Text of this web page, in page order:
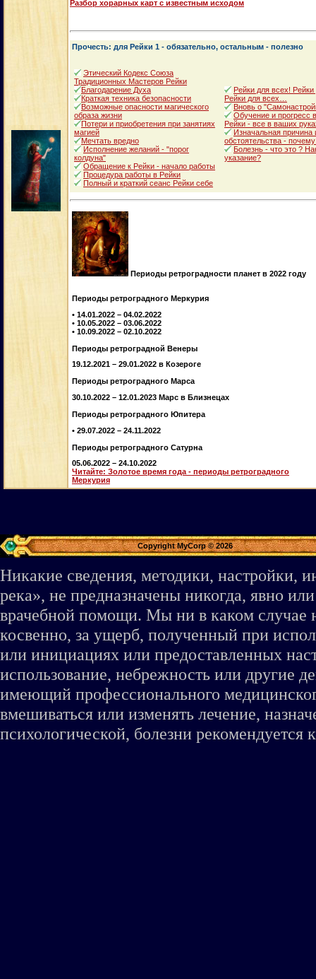
Разбор хорарных карт с известным исходом
Прочесть: для Рейки 1 - обязательно, остальным - полезно
Этический Кодекс Союза
Традиционных Мастеров Рейки
Благодарение Духа
Краткая техника безопасности
Возможные опасности магического
образа жизни
Потери и приобретения при занятиях
магией
Мечтать вредно
Исполнение желаний - "порог
колдуна"
Обращение к Рейки - начало работы
Процедура работы в Рейки
Полный и краткий сеанс Рейки себе
Рейки для всех!
Рейки для всех…
Вновь о
Обучение и прогресс
Рейки - все в ваших
Изначальная
обстоятельства -
Болезнь - что это ?
указание?
Периоды ретроградности планет в 2022 году
Периоды ретроградного Меркурия
• 14.01.2022 – 04.02.2022
• 10.05.2022 – 03.06.2022
• 10.09.2022 – 02.10.2022
Периоды ретроградной Венеры
19.12.2021 – 29.01.2022 в Козероге
Периоды ретроградного Марса
30.10.2022 – 12.01.2023 Марс в Близнецах
Периоды ретроградного Юпитера
• 29.07.2022 – 24.11.2022
Периоды ретроградного Сатурна
05.06.2022 – 24.10.2022
Читайте: Золотое время года - периоды ретроградного
Меркурия
Copyright MyCorp © 2026
Никакие сведения, методики, настройки,
река», не предназначены никогда, явно
врачебной помощи. Мы ни в каком случае
косвенно, за ущерб, полученный при
или инициациях или предоставленных
использование, небрежность или другие
имеющий профессионального
вмешиваться или изменять лечение,
психологической, болезни рекомендуется